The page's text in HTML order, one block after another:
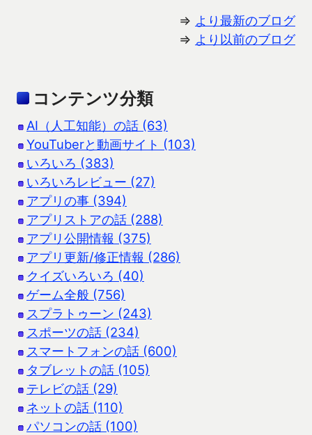
⇒ より最新のブログ
⇒ より以前のブログ
コンテンツ分類
AI（人工知能）の話 (63)
YouTuberと動画サイト (103)
いろいろ (383)
いろいろレビュー (27)
アプリの事 (394)
アプリストアの話 (288)
アプリ公開情報 (375)
アプリ更新/修正情報 (286)
クイズいろいろ (40)
ゲーム全般 (756)
スプラトゥーン (243)
スポーツの話 (234)
スマートフォンの話 (600)
タブレットの話 (105)
テレビの話 (29)
ネットの話 (110)
パソコンの話 (100)